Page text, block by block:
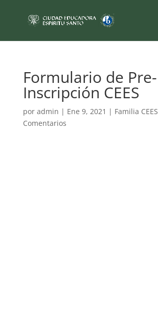
Formulario de Pre-
Inscripción CEES
por admin | Ene 9, 2021 | Familia CEES
Comentarios